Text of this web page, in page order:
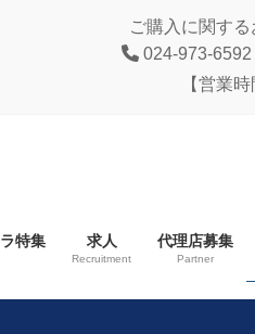
ご購入に関す
024-973-
【営業
特集 求人
Recruitment
代理店募集
Partner